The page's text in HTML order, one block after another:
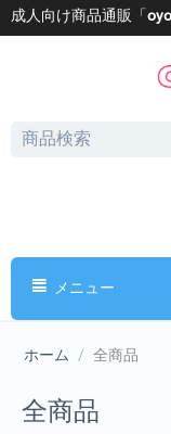
成人向け商品通販「
メニュー
ホーム / 全商品
全商品